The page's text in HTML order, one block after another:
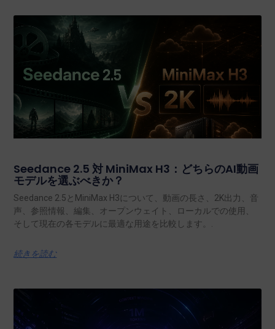
Seedance 2.5 対 MiniMax H3：どちらのAI動画
モデルを選ぶべきか？
Seedance 2.5とMiniMax H3について、動画の長さ、2K出力、音
声、参照情報、編集、オープンウェイト、ローカルでの使用、
そして現在の各モデルに最適な用途を比較します。.
続きを読む